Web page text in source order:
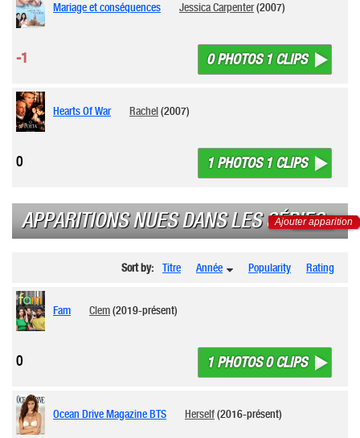
Mariage et conséquences Jessica Carpenter(2007)
0 PHOTOS 1 CLIPS
-1
Hearts Of War Rachel(2007)
1 PHOTOS 1 CLIPS
0
APPARITIONS NUES DANS LES SÉRIES
Ajouter apparition
Sort by: Titre Année Popularity Rating
Fam Clem(2019-présent)
1 PHOTOS 0 CLIPS
0
Ocean Drive Magazine BTS Herself(2016-présent)